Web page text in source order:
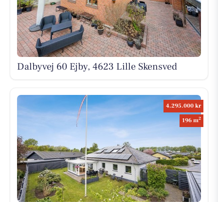
Dalbyvej 60 Ejby, 4623 Lille Skensved
4.295.000 kr
196 m2